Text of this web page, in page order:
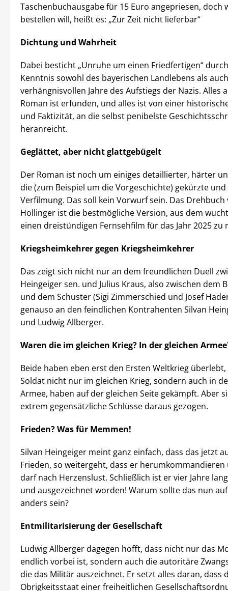
Taschenbuchausgabe für 15 Euro angepriesen, doch
bestellen will, heißt es: „Zur Zeit nicht lieferbar“
Dichtung und Wahrheit
Dabei besticht „Unruhe um einen Friedfertigen“
Kenntnis sowohl des bayerischen Landlebens als
verhängnisvollen Jahre des Aufstiegs der Nazis. Alles
Roman ist erfunden, und alles ist von einer
und Faktizität, an die selbst penibelste
heranreicht.
Geglättet, aber nicht glattgebügelt
Der Roman ist noch um einiges detaillierter, härter
die (zum Beispiel um die Vorgeschichte) gekürzte
Verfilmung. Das soll kein Vorwurf sein. Das Drehbuch
Hollinger ist die bestmögliche Version, aus dem
einen dreistündigen Fernsehfilm für das Jahr 2025 zu
Kriegsheimkehrer gegen Kriegsheimkehrer
Das zeigt sich nicht nur an dem freundlichen Duell
Heingeiger sen. und Julius Kraus, also zwischen dem
und dem Schuster (Sigi Zimmerschied und Josef
genauso an den feindlichen Kontrahenten Silvan
und Ludwig Allberger.
Waren die im gleichen Krieg? In der gleichen
Beide haben eben erst den Ersten Weltkrieg
Soldat nicht nur im gleichen Krieg, sondern auch in
Armee, haben auf der gleichen Seite gekämpft. Aber
extrem gegensätzliche Schlüsse daraus gezogen.
Frieden? Was für Memmen!
Silvan Heingeiger meint ganz einfach, dass das jetzt
Frieden, so weitergeht, dass er
darf nach Herzenslust. Schließlich ist er vier Jahre
und ausgezeichnet worden! Warum sollte das nun
anders sein?
Entmilitarisierung der Gesellschaft
Ludwig Allberger dagegen hofft, dass nicht nur das
endlich vorbei ist, sondern auch die autoritäre
die das Militär auszeichnet. Er setzt alles daran, dass
Obrigkeitsstaat einer freiheitlichen